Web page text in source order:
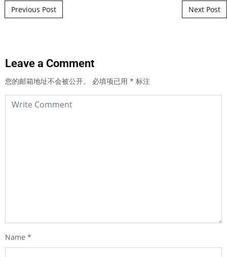
Post navigation
Previous Post Next Post
Leave a Comment
您的邮箱地址不会被公开。 必填项已用 * 标注
Name *